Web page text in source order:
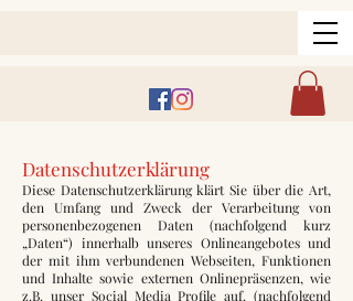
Datenschutzerklärung
Diese Datenschutzerklärung klärt Sie über die Art,
den Umfang und Zweck der Verarbeitung von
personenbezogenen Daten (nachfolgend kurz
„Daten“) innerhalb unseres Onlineangebotes und
der mit ihm verbundenen Webseiten, Funktionen
und Inhalte sowie externen Onlinepräsenzen, wie
z.B. unser Social Media Profile auf. (nachfolgend